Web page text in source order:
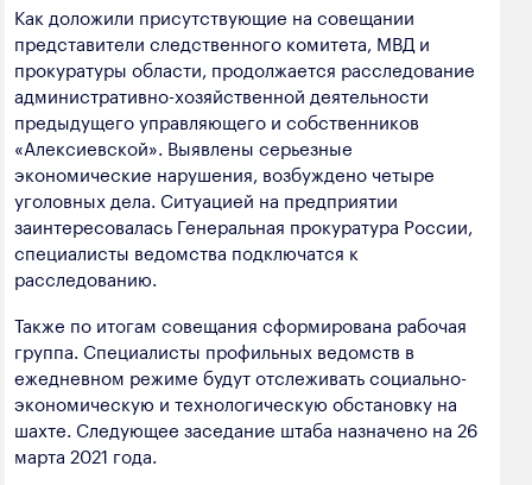
Как доложили присутствующие на совещании
представители следственного комитета, МВД и
прокуратуры области, продолжается расследование
административно-хозяйственной деятельности
предыдущего управляющего и собственников
«Алексиевской». Выявлены серьезные
экономические нарушения, возбуждено четыре
уголовных дела. Ситуацией на предприятии
заинтересовалась Генеральная прокуратура России,
специалисты ведомства подключатся к
расследованию.
Также по итогам совещания сформирована рабочая
группа. Специалисты профильных ведомств в
ежедневном режиме будут отслеживать социально-
экономическую и технологическую обстановку на
шахте. Следующее заседание штаба назначено на 26
марта 2021 года.